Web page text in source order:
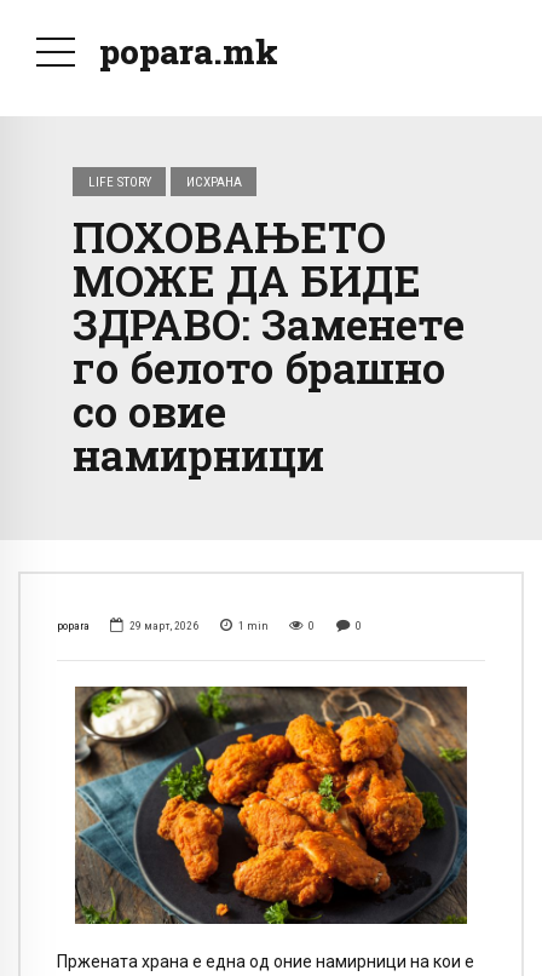
popara.mk
LIFE STORY ИСХРАНА
ПОХОВАЊЕТО
МОЖЕ ДА БИДЕ
ЗДРАВО: Заменете
го белото брашно
со овие
намирници
popara 29 март, 2026 1 min 0 0
Пржената храна е една од оние намирници на кои е